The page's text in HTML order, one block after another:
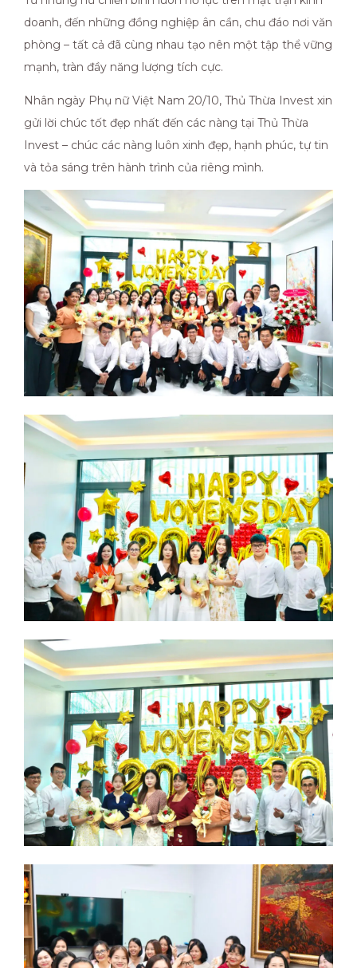
doanh, đến những đồng nghiệp ân cần, chu đáo nơi văn
phòng – tất cả đã cùng nhau tạo nên một tập thể vững
mạnh, tràn đầy năng lượng tích cực.
Nhân ngày Phụ nữ Việt Nam 20/10, Thủ Thừa Invest xin
gửi lời chúc tốt đẹp nhất đến các nàng tại Thủ Thừa
Invest – chúc các nàng luôn xinh đẹp, hạnh phúc, tự tin
và tỏa sáng trên hành trình của riêng mình.